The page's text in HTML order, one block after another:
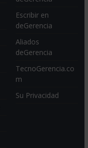
Escribir en
deGerencia
Aliados
deGerencia
TecnoGerencia.co
m
Su Privacidad